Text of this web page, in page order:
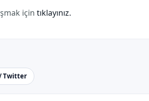
için tıklayınız.
Twitter